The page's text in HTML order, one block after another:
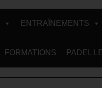
ENTRAÎNEMENTS
FORMATIONS PADEL